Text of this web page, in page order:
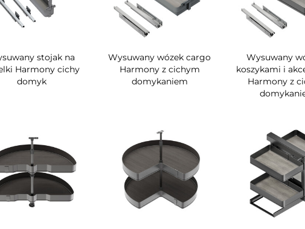
stojak na
Harmony cichy
domyk
Wysuwany wózek cargo
Harmony z cichym
domykaniem
Wysuwany
koszykami i
Harmony z